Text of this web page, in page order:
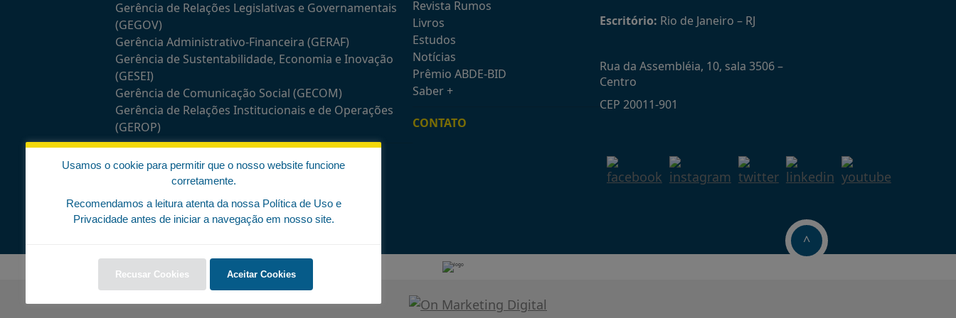
Gerência de Relações Legislativas e Governamentais
(GEGOV)
Gerência Administrativo-Financeira (GERAF)
Gerência de Sustentabilidade, Economia e Inovação
(GESEI)
Gerência de Comunicação Social (GECOM)
Gerência de Relações Institucionais e de Operações
(GEROP)
Comissões temáticas
Revista Rumos
Livros
Estudos
Notícias
Prêmio ABDE-BID
Saber +
CONTATO
Escritório: Rio de Janeiro – RJ
Rua da Assembléia, 10, sala 3506 –
Centro
CEP 20011-901
^
Usamos o cookie para permitir que o nosso website funcione
corretamente.
Recomendamos a leitura atenta da nossa Política de Uso e
Privacidade antes de iniciar a navegação em nosso site.
Recusar Cookies Aceitar Cookies